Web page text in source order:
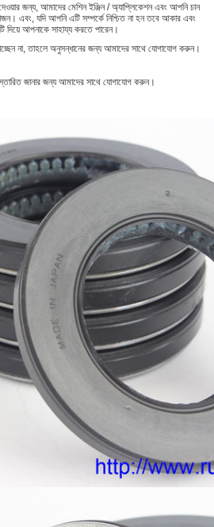
জন্য, আমাদের মেশিন ইঞ্জিন / অ্যাপ্লিকেশন এবং আপনি চান
এবং, যদি আপনি এটি সম্পর্কে নিশ্চিত না হন তবে আকার এবং
আপনাকে সাহায্য করতে পারেন।
না, তাহলে অনুসন্ধানের জন্য আমাদের সাথে যোগাযোগ করুন।
জানার জন্য আমাদের সাথে যোগাযোগ করুন।